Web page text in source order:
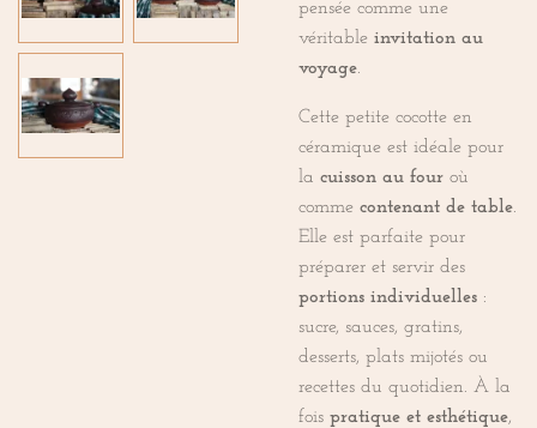
pensée comme une
véritable invitation au
voyage.
Cette petite cocotte en
céramique est idéale pour
la cuisson au four où
comme contenant de table.
Elle est parfaite pour
préparer et servir des
portions individuelles :
sucre, sauces, gratins,
desserts, plats mijotés ou
recettes du quotidien. À la
fois pratique et esthétique,